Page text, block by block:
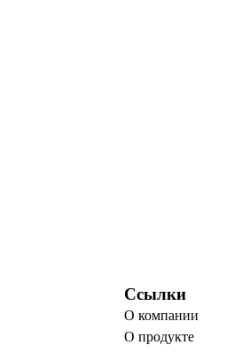
Ссылки
О компании
О продукте